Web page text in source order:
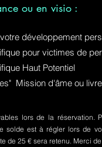
ou en visio :
développement
pour victimes de
Haut Potentiel
Mission d'âme ou
lors de la réservation.
solde est à régler lors de
de 25 € sera retenu. Merci